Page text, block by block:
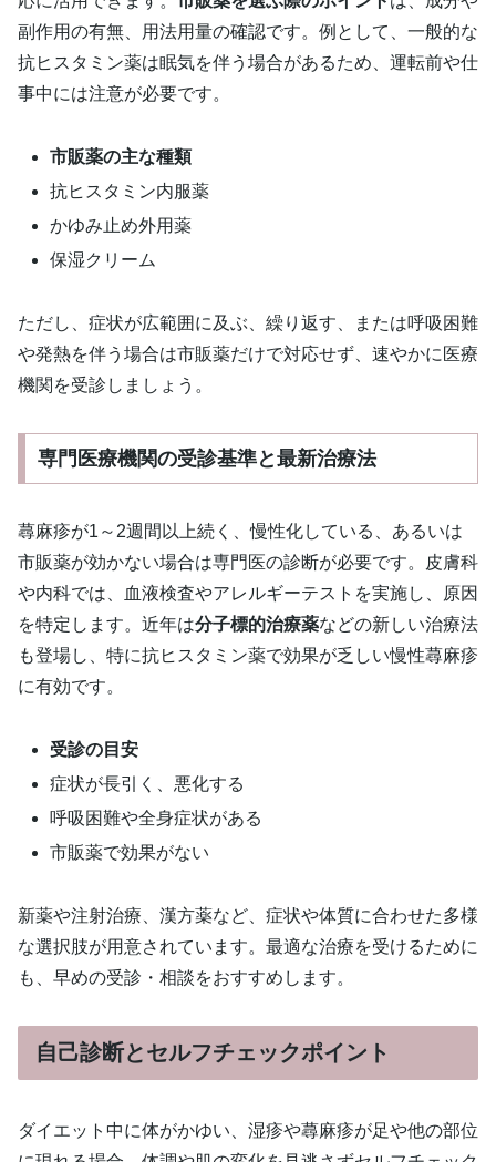
副作用の有無、用法用量の確認です。例として、一般的な
抗ヒスタミン薬は眠気を伴う場合があるため、運転前や仕
事中には注意が必要です。
市販薬の主な種類
抗ヒスタミン内服薬
かゆみ止め外用薬
保湿クリーム
ただし、症状が広範囲に及ぶ、繰り返す、または呼吸困難
や発熱を伴う場合は市販薬だけで対応せず、速やかに医療
機関を受診しましょう。
専門医療機関の受診基準と最新治療法
蕁麻疹が1～2週間以上続く、慢性化している、あるいは
市販薬が効かない場合は専門医の診断が必要です。皮膚科
や内科では、血液検査やアレルギーテストを実施し、原因
を特定します。近年は分子標的治療薬などの新しい治療法
も登場し、特に抗ヒスタミン薬で効果が乏しい慢性蕁麻疹
に有効です。
受診の目安
症状が長引く、悪化する
呼吸困難や全身症状がある
市販薬で効果がない
新薬や注射治療、漢方薬など、症状や体質に合わせた多様
な選択肢が用意されています。最適な治療を受けるために
も、早めの受診・相談をおすすめします。
自己診断とセルフチェックポイント
ダイエット中に体がかゆい、湿疹や蕁麻疹が足や他の部位